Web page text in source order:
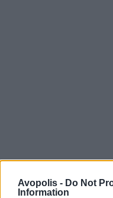
Avopolis - Do Not
Information